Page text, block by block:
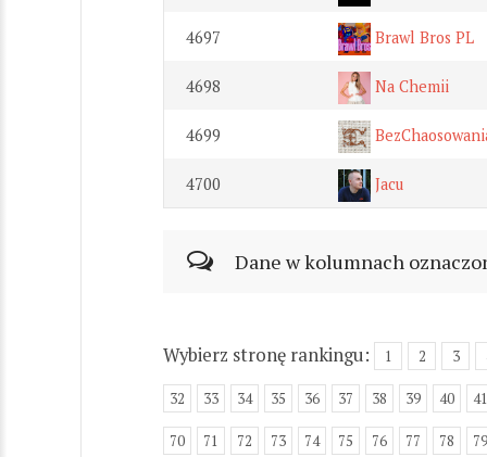
4697 Brawl Bros PL
4698 Na Chemii
4699
4700 Jacu
Dane w kolumnach
Wybierz stronę rankingu: 1 2 3
32 33 34 35 36 37 38 39 40 41
70 71 72 73 74 75 76 77 78 79